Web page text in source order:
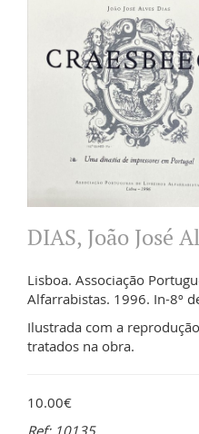
DIAS, João José
Lisboa. Associação
Alfarrabistas. 1996. In-8º
Ilustrada com a
tratados na obra.
10.00€